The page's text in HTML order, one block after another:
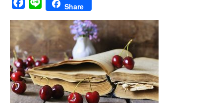
Facebook
Line Share